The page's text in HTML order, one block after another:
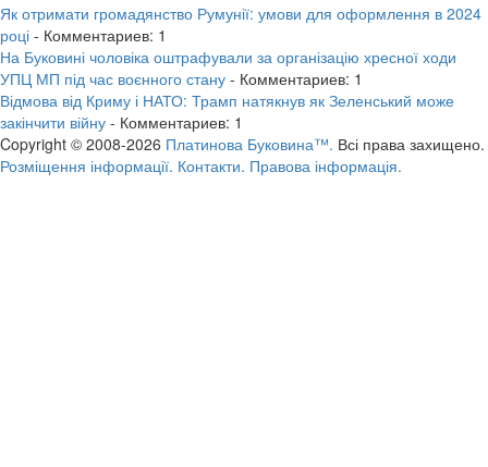
Як отримати громадянство Румунії: умови для оформлення в 2024
році - Комментариев: 1
На Буковині чоловіка оштрафували за організацію хресної ходи
УПЦ МП під час воєнного стану - Комментариев: 1
Відмова від Криму і НАТО: Трамп натякнув як Зеленський може
закінчити війну - Комментариев: 1
Copyright © 2008-2026 Платинова Буковина™. Всі права захищено.
Розміщення інформації. Контакти. Правова інформація.